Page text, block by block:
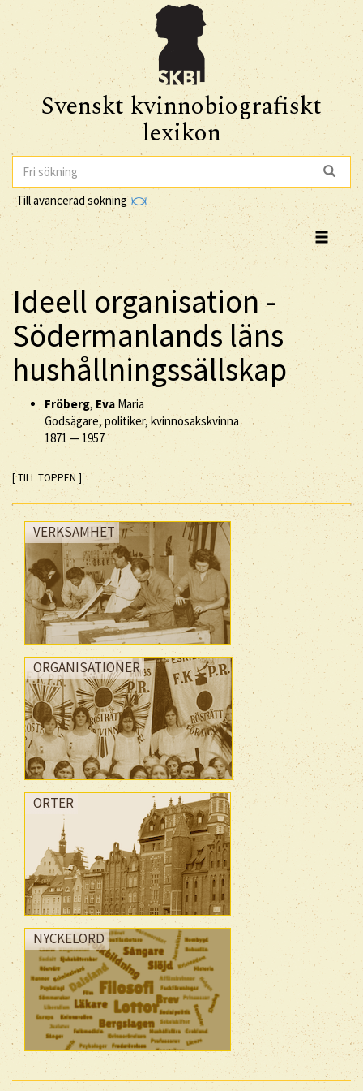
Svenskt kvinnobiografiskt
lexikon
Till avancerad sökning
Ideell organisation -
Södermanlands läns
hushållningssällskap
Fröberg, Eva Maria
Godsägare, politiker, kvinnosakskvinna
1871 — 1957
[ TILL TOPPEN ]
VERKSAMHET
ORGANISATIONER
ORTER
NYCKELORD